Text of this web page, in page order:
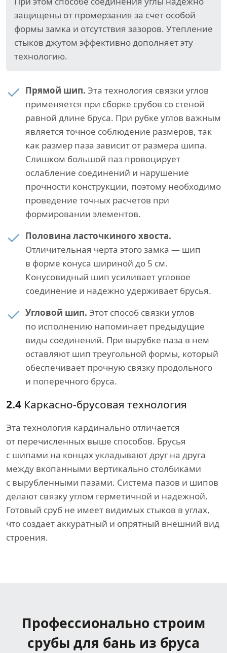
защищены от промерзания за счет особой
формы замка и отсутствия зазоров. Утепление
стыков джутом эффективно дополняет эту
технологию.
Прямой шип. Эта технология связки углов
применяется при сборке срубов со стеной
равной длине бруса. При рубке углов важным
является точное соблюдение размеров, так
как размер паза зависит от размера шипа.
Слишком большой паз провоцирует
ослабление соединений и нарушение
прочности конструкции, поэтому необходимо
проведение точных расчетов при
формировании элементов.
Половина ласточкиного хвоста.
Отличительная черта этого замка — шип
в форме конуса шириной до 5 см.
Конусовидный шип усиливает угловое
соединение и надежно удерживает брусья.
Угловой шип. Этот способ связки углов
по исполнению напоминает предыдущие
виды соединений. При вырубке паза в нем
оставляют шип треугольной формы, который
обеспечивает прочную связку продольного
и поперечного бруса.
2.4 Каркасно-брусовая технология
Эта технология кардинально отличается
от перечисленных выше способов. Брусья
с шипами на концах укладывают друг на друга
между вкопанными вертикально столбиками
с вырубленными пазами. Система пазов и шипов
делают связку углом герметичной и надежной.
Готовый сруб не имеет видимых стыков в углах,
что создает аккуратный и опрятный внешний вид
строения.
Профессионально строим
срубы для бань из бруса